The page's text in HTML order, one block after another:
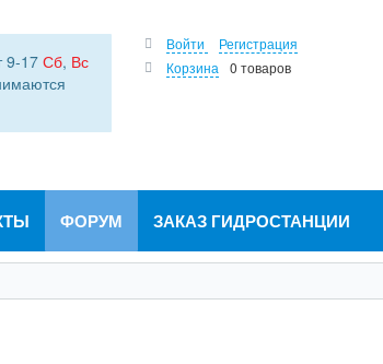
9-17 Сб, Вс
Войти
Регистрация
Корзина
0 товаров
ФОРУМ ЗАКАЗ ГИДРОСТАНЦИИ